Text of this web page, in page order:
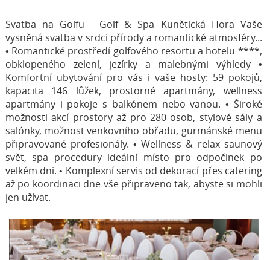
Svatba na Golfu - Golf & Spa Kunětická Hora Vaše
vysněná svatba v srdci přírody a romantické atmosféry...
• Romantické prostředí golfového resortu a hotelu ****,
obklopeného zelení, jezírky a malebnými výhledy •
Komfortní ubytování pro vás i vaše hosty: 59 pokojů,
kapacita 146 lůžek, prostorné apartmány, wellness
apartmány i pokoje s balkónem nebo vanou. • Široké
možnosti akcí prostory až pro 280 osob, stylové sály a
salónky, možnost venkovního obřadu, gurmánské menu
připravované profesionály. • Wellness & relax saunový
svět, spa procedury ideální místo pro odpočinek po
velkém dni. • Komplexní servis od dekorací přes catering
až po koordinaci dne vše připraveno tak, abyste si mohli
jen užívat.